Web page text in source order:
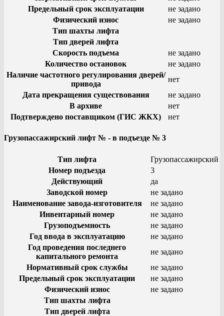
Предельный срок эксплуатации
не задано
Физический износ
не задано
Тип шахты лифта
Тип дверей лифта
Скорость подъема
не задано
Количество остановок
не задано
Наличие частотного регулирования дверей/
привода
нет
Дата прекращения существования
не задано
В архиве
нет
Подтверждено поставщиком (ГИС ЖКХ)
нет
Грузопассажирский лифт № - в подъезде № 3
Тип лифта
Грузопассажирский
Номер подъезда
3
Действующий
да
Заводской номер
не задано
Наименование завода-изготовителя
не задано
Инвентарный номер
не задано
Грузоподъемность
не задано
Год ввода в эксплуатацию
не задано
Год проведения последнего
капитального ремонта
не задано
Нормативный срок службы
не задано
Предельный срок эксплуатации
не задано
Физический износ
не задано
Тип шахты лифта
Тип дверей лифта